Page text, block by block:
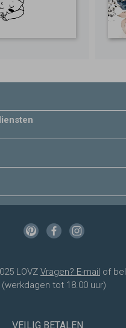
LOVZ Vragen? E-mail of bel
tot 18.00 uur)
VEILIG BETALEN